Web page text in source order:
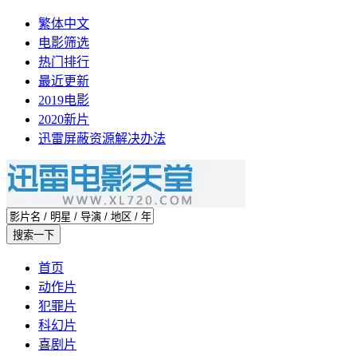
繁体中文
电影筛选
热门排行
最近更新
2019电影
2020新片
迅雷屏蔽资源解决办法
首页
动作片
犯罪片
科幻片
喜剧片